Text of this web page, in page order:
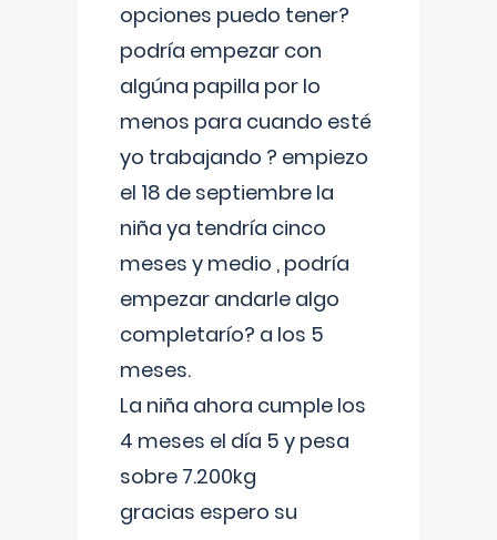
opciones puedo tener?
podría empezar con
algúna papilla por lo
menos para cuando esté
yo trabajando ? empiezo
el 18 de septiembre la
niña ya tendría cinco
meses y medio , podría
empezar andarle algo
completarío? a los 5
meses.
La niña ahora cumple los
4 meses el día 5 y pesa
sobre 7.200kg
gracias espero su